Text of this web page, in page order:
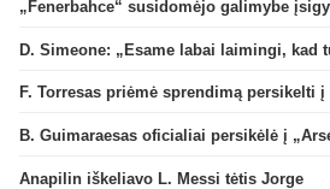
„Fenerbahce“ susidomėjo galimybe
D. Simeone: „Esame labai laimingi, kad
F. Torresas priėmė sprendimą persikelti į
B. Guimaraesas oficialiai persikėlė į
Anapilin iškeliavo L. Messi tėtis Jorge